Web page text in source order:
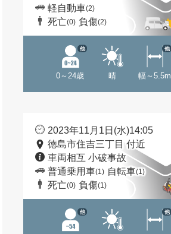
軽自動車(2)
死亡(0) 負傷(2)
0～24歳
他
晴 幅～5.5m
他
2023年11月1日(水)14:05
徳島市住吉三丁目 付近
車両相互 小破事故
普通乗用車(1) 自転車(1)
死亡(0) 負傷(1)
他 他